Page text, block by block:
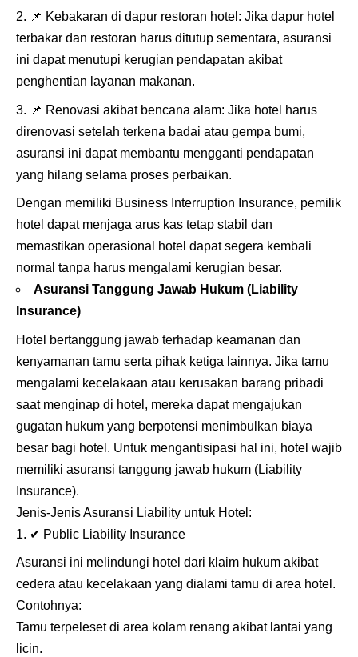
📌 Kebakaran di dapur restoran hotel: Jika dapur hotel
terbakar dan restoran harus ditutup sementara, asuransi
ini dapat menutupi kerugian pendapatan akibat
penghentian layanan makanan.
📌 Renovasi akibat bencana alam: Jika hotel harus
direnovasi setelah terkena badai atau gempa bumi,
asuransi ini dapat membantu mengganti pendapatan
yang hilang selama proses perbaikan.
Dengan memiliki Business Interruption Insurance, pemilik
hotel dapat menjaga arus kas tetap stabil dan
memastikan operasional hotel dapat segera kembali
normal tanpa harus mengalami kerugian besar.
Asuransi Tanggung Jawab Hukum (Liability
Insurance)
Hotel bertanggung jawab terhadap keamanan dan
kenyamanan tamu serta pihak ketiga lainnya. Jika tamu
mengalami kecelakaan atau kerusakan barang pribadi
saat menginap di hotel, mereka dapat mengajukan
gugatan hukum yang berpotensi menimbulkan biaya
besar bagi hotel. Untuk mengantisipasi hal ini, hotel wajib
memiliki asuransi tanggung jawab hukum (Liability
Insurance).
Jenis-Jenis Asuransi Liability untuk Hotel:
✔ Public Liability Insurance
Asuransi ini melindungi hotel dari klaim hukum akibat
cedera atau kecelakaan yang dialami tamu di area hotel.
Contohnya:
Tamu terpeleset di area kolam renang akibat lantai yang
licin.